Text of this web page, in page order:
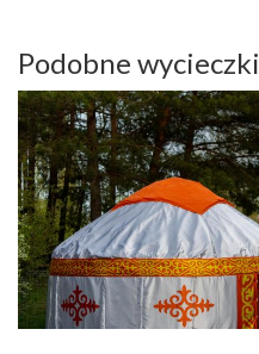
Podobne wycieczki